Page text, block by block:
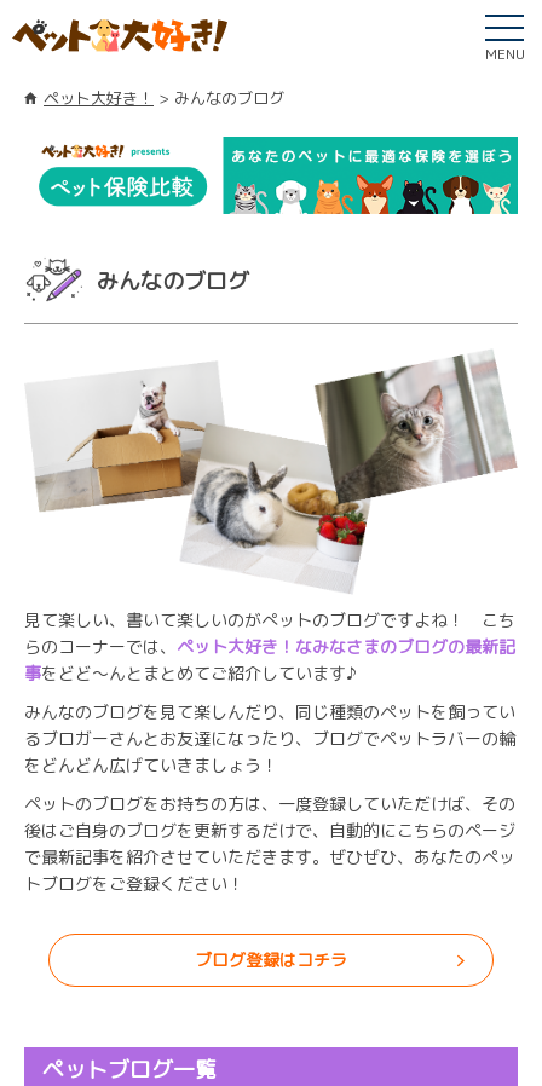
MENU
ペット大好き！ みんなのブログ
みんなのブログ
見て楽しい、書いて楽しいのがぺットのブログですよね！ こち
らのコーナーでは、 ペット大好き！なみなさまのブログの最新記
事をどど～んとまとめてご紹介しています♪
みんなのブログを見て楽しんだり、同じ種類のペットを飼ってい
るブロガーさんとお友達になったり、ブログでペットラバーの輪
をどんどん広げていきましょう！
ペットのブログをお持ちの方は、一度登録していただけば、その
後はご自身のブログを更新するだけで、自動的にこちらのページ
で最新記事を紹介させていただきます。ぜひぜひ、あなたのペッ
トブログをご登録ください！
ブログ登録はコチラ
ペットブログ一覧